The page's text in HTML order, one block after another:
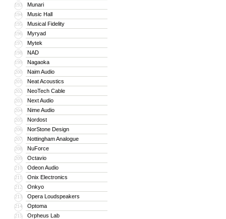
193 Munari
194 Music Hall
195 Musical Fidelity
196 Myryad
197 Mytek
198 NAD
199 Nagaoka
200 Naim Audio
201 Neat Acoustics
202 NeoTech Cable
203 Next Audio
204 Nime Audio
205 Nordost
206 NorStone Design
207 Nottingham Analogue
208 NuForce
209 Octavio
210 Odeon Audio
211 Onix Electronics
212 Onkyo
213 Opera Loudspeakers
214 Optoma
215 Orpheus Lab